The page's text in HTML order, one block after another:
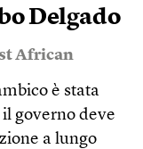
Delgado
African
è stata
governo deve
a lungo